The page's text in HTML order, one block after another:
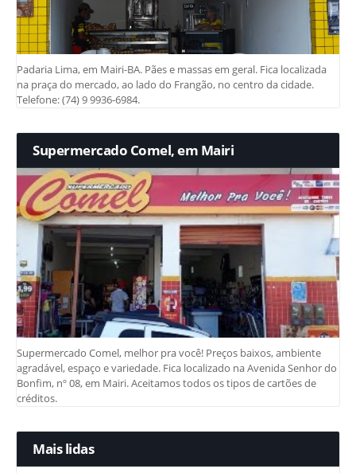
Padaria Lima, em Mairi-BA. Pães e massas em geral. Fica localizada
na praça do mercado, ao lado do Frangão, no centro da cidade.
Telefone: (74) 9 9936-6984.
Supermercado Comel, em Mairi
Supermercado Comel, melhor pra você! Preços baixos, ambiente
agradável, espaço e variedade. Fica localizado na Avenida Senhor do
Bonfim, nº 08, em Mairi. Aceitamos todos os tipos de cartões de
créditos.
Mais lidas